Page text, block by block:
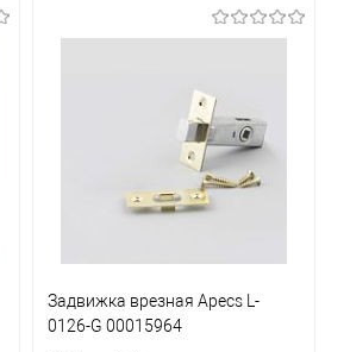
Задвижка врезная Apecs L-
0126-G 00015964